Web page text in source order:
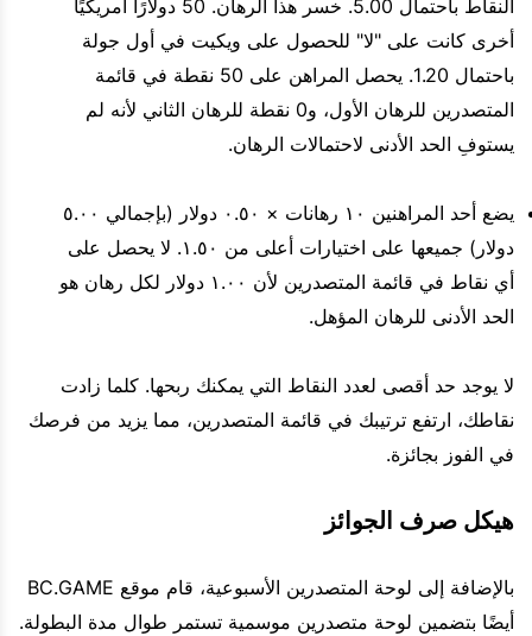
النقاط باحتمال 5.00. خسر هذا الرهان. 50 دولارًا أمريكيًا
أخرى كانت على "لا" للحصول على ويكيت في أول جولة
باحتمال 1.20. يحصل المراهن على 50 نقطة في قائمة
المتصدرين للرهان الأول، و0 نقطة للرهان الثاني لأنه لم
يستوفِ الحد الأدنى لاحتمالات الرهان.
يضع أحد المراهنين ١٠ رهانات × ٠.٥٠ دولار (بإجمالي ٥.٠٠
دولار) جميعها على اختيارات أعلى من ١.٥٠. لا يحصل على
أي نقاط في قائمة المتصدرين لأن ١.٠٠ دولار لكل رهان هو
الحد الأدنى للرهان المؤهل.
لا يوجد حد أقصى لعدد النقاط التي يمكنك ربحها. كلما زادت
نقاطك، ارتفع ترتيبك في قائمة المتصدرين، مما يزيد من فرصك
في الفوز بجائزة.
هيكل صرف الجوائز
بالإضافة إلى لوحة المتصدرين الأسبوعية، قام موقع BC.GAME
أيضًا بتضمين لوحة متصدرين موسمية تستمر طوال مدة البطولة.